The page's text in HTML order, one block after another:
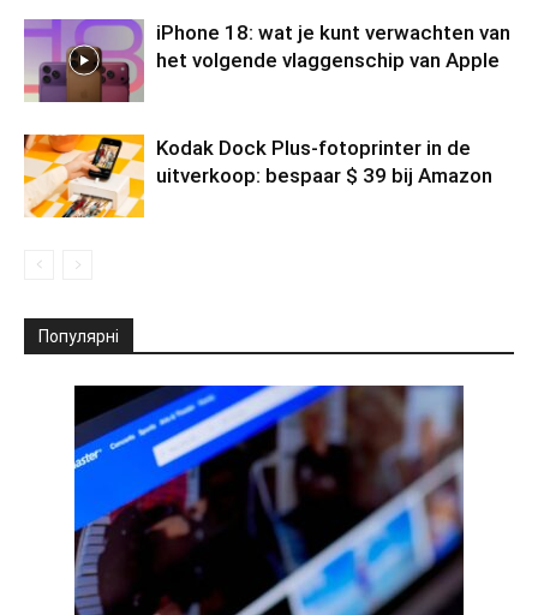
iPhone 18: wat je kunt verwachten van
het volgende vlaggenschip van Apple
Kodak Dock Plus-fotoprinter in de
uitverkoop: bespaar $ 39 bij Amazon
Популярні